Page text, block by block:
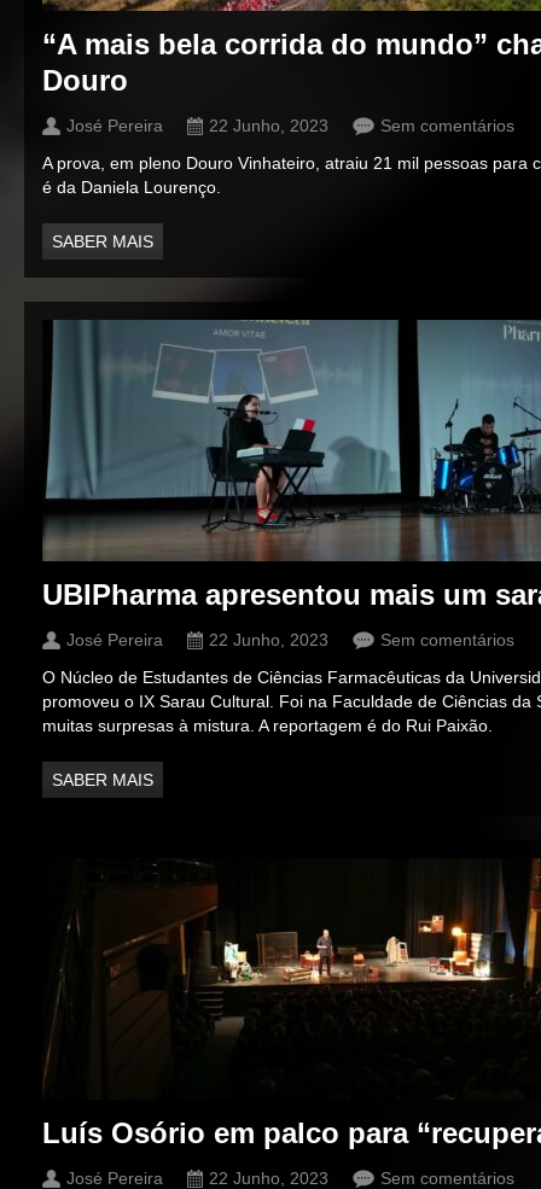
“A mais bela corrida do mundo”
Douro
José Pereira 22 Junho, 2023
Sem comentários
A prova, em pleno Douro Vinhateiro, atraiu 21 mil pessoas para
é da Daniela Lourenço.
SABER MAIS
UBIPharma apresentou mais um
José Pereira 22 Junho, 2023
Sem comentários
O Núcleo de Estudantes de Ciências Farmacêuticas da
promoveu o IX Sarau Cultural. Foi na Faculdade de Ciências da
muitas surpresas à mistura. A reportagem é do Rui Paixão.
SABER MAIS
Luís Osório em palco para
José Pereira 22 Junho, 2023
Sem comentários